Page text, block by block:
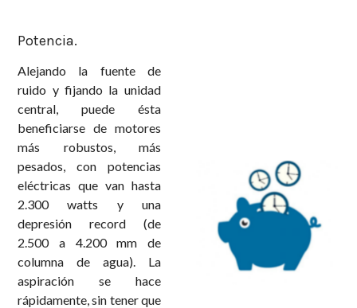
Potencia.
Alejando la fuente de
ruido y fijando la unidad
central, puede ésta
beneficiarse de motores
más robustos, más
pesados, con potencias
eléctricas que van hasta
2.300 watts y una
depresión record (de
2.500 a 4.200 mm de
columna de agua). La
aspiración se hace
rápidamente, sin tener que